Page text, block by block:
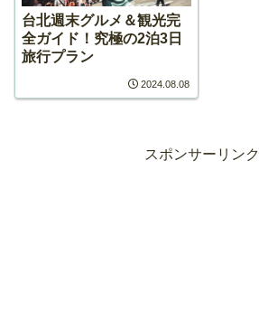
台北週末グルメ＆観光完
全ガイド！究極の2泊3日
旅行プラン
2024.08.08
スポンサーリンク